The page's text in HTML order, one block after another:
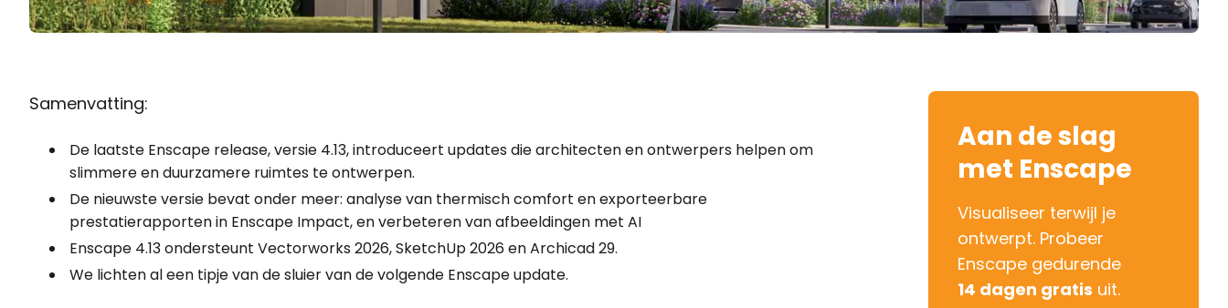
Samenvatting:
De laatste Enscape release, versie 4.13, introduceert updates die architecten en ontwerpers helpen om
slimmere en duurzamere ruimtes te ontwerpen.
De nieuwste versie bevat onder meer: analyse van thermisch comfort en exporteerbare
prestatierapporten in Enscape Impact, en verbeteren van afbeeldingen met AI
Enscape 4.13 ondersteunt Vectorworks 2026, SketchUp 2026 en Archicad 29.
We lichten al een tipje van de sluier van de volgende Enscape update.
Aan de slag
met Enscape
Visualiseer terwijl je
ontwerpt. Probeer
Enscape gedurende
14 dagen gratis uit.